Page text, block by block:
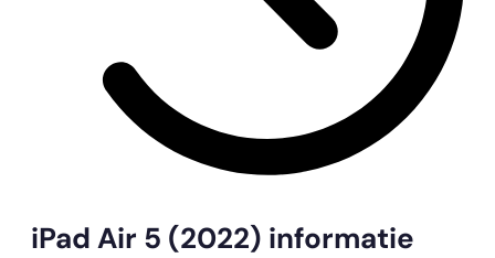
iPad Air 5 (2022) informatie